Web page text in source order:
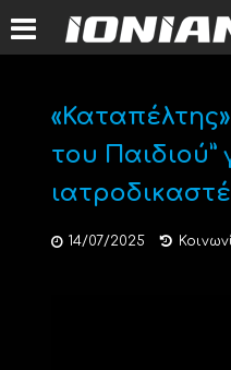
του Παιδιού”
14/07/2025